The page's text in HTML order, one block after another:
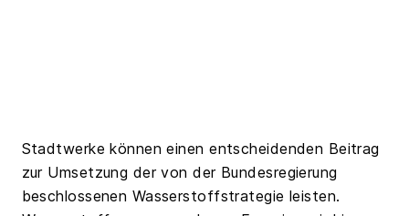
Stadtwerke können einen entscheidenden Beitrag
zur Umsetzung der von der Bundesregierung
beschlossenen Wasserstoffstrategie leisten.